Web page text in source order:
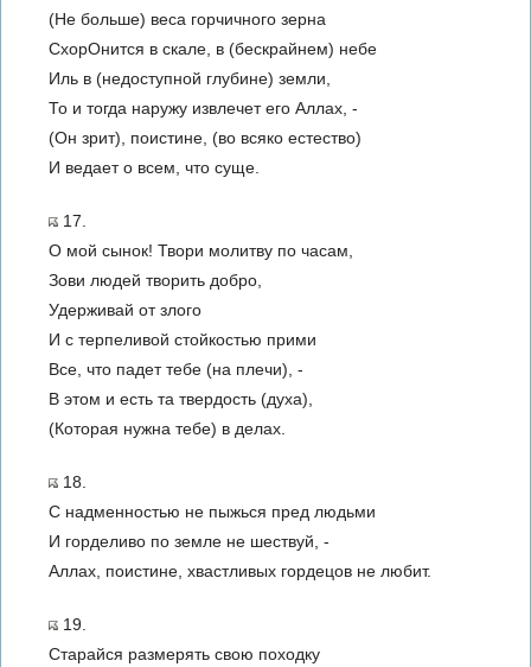
(Не больше) веса горчичного зерна
СхорОнится в скале, в (бескрайнем) небе
Иль в (недоступной глубине) земли,
То и тогда наружу извлечет его Аллах, -
(Он зрит), поистине, (во всяко естество)
И ведает о всем, что суще.
17.
О мой сынок! Твори молитву по часам,
Зови людей творить добро,
Удерживай от злого
И с терпеливой стойкостью прими
Все, что падет тебе (на плечи), -
В этом и есть та твердость (духа),
(Которая нужна тебе) в делах.
18.
С надменностью не пыжься пред людьми
И горделиво по земле не шествуй, -
Аллах, поистине, хвастливых гордецов не любит.
19.
Старайся размерять свою походку